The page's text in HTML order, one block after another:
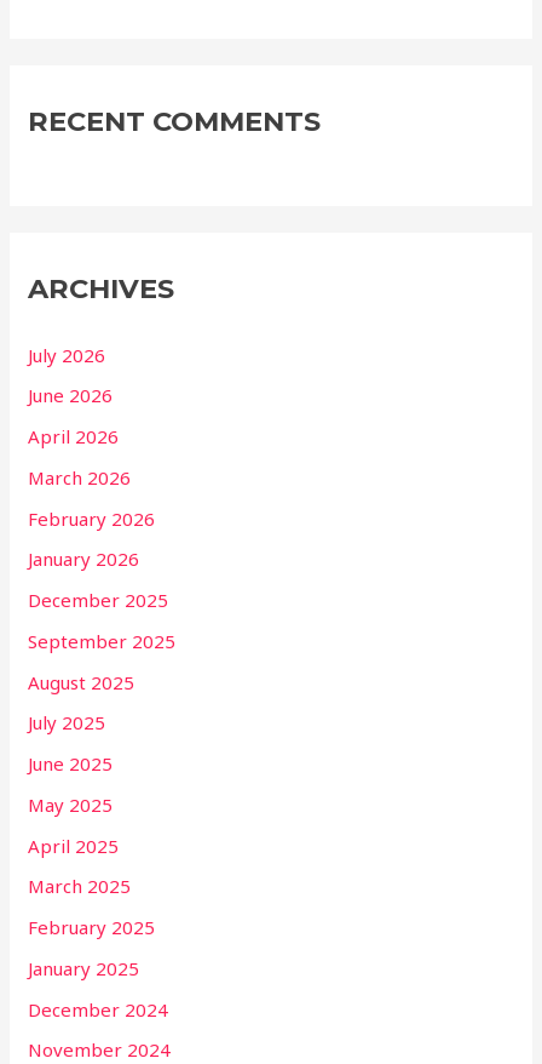
RECENT COMMENTS
ARCHIVES
July 2026
June 2026
April 2026
March 2026
February 2026
January 2026
December 2025
September 2025
August 2025
July 2025
June 2025
May 2025
April 2025
March 2025
February 2025
January 2025
December 2024
November 2024